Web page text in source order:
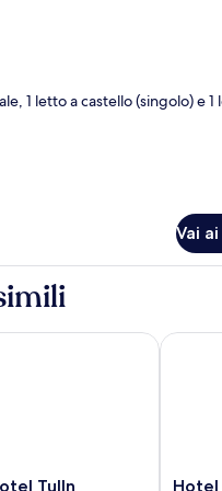
1 letto a castello (singolo) e 1
Vai
Tulln
Tulln
Hotel
Hotel
Hotel